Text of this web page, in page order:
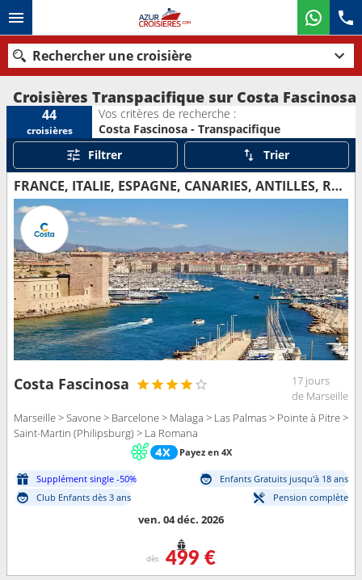
Rechercher une croisière
Nos destinations
Mois de départ
Ports
Rechercher
Croisières Transpacifique sur Costa Fascinosa
44
croisières
Vos critères de recherche :
Costa Fascinosa - Transpacifique
Filtrer
Trier
FRANCE, ITALIE, ESPAGNE, CANARIES, ANTILLES, RÉP.DOMINICAINE
Costa Fascinosa
17 jours
de Marseille
Marseille > Savone > Barcelone > Malaga > Las Palmas > Pointe à Pitre >
Saint-Martin (Philipsburg) > La Romana
Payez en 4X
Supplément single -50%
Enfants Gratuits jusqu'à 18 ans
Club Enfants dès 3 ans
Pension complète
ven. 04 déc. 2026
dès 499 €